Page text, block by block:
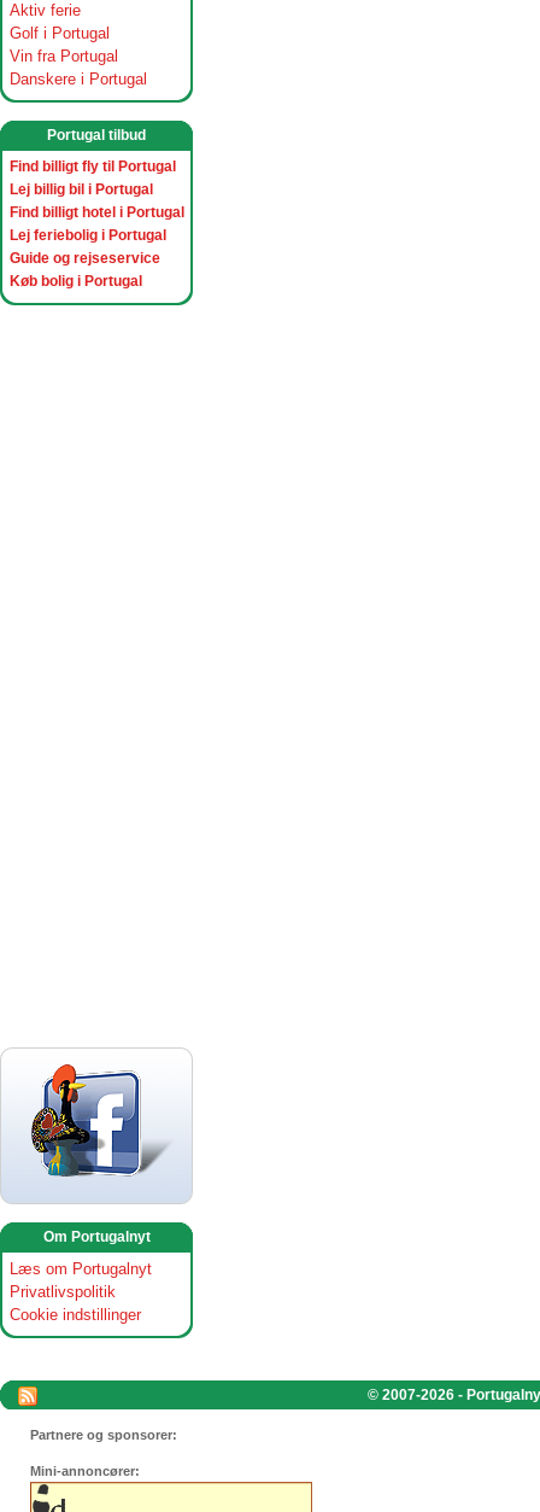
Aktiv ferie
Golf i Portugal
Vin fra Portugal
Danskere i Portugal
Portugal tilbud
Find billigt fly til Portugal
Lej billig bil i Portugal
Find billigt hotel i Portugal
Lej feriebolig i Portugal
Guide og rejseservice
Køb bolig i Portugal
Om Portugalnyt
Læs om Portugalnyt
Privatlivspolitik
Cookie indstillinger
© 2007-2026 -
Partnere og sponsorer:
Mini-annoncører: